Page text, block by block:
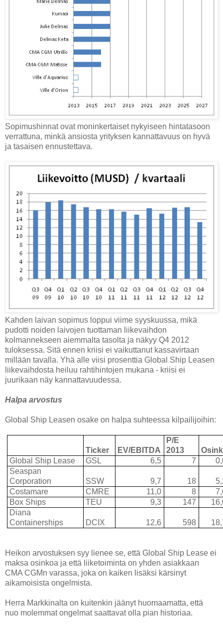
Sopimushinnat ovat moninkertaiset nykyiseen hintatasoon
verrattuna, minkä ansiosta yrityksen kannattavuus on hyvä
ja tasaisen ennustettava.
Kahden laivan sopimus loppui viime syyskuussa, mikä
pudotti noiden laivojen tuottaman liikevaihdon
kolmannekseen aiemmalta tasolta ja näkyy Q4 2012
tuloksessa. Sitä ennen kriisi ei vaikuttanut kassavirtaan
millään tavalla. Yhä alle viisi prosenttia Global Ship Leasen
liikevaihdosta heiluu rahtihintojen mukana - kriisi ei
juurikaan näy kannattavuudessa.
Halpa arvostus
Global Ship Leasen osake on halpa suhteessa kilpailijoihin:
Ticker EV/EBITDA
P/E
2013
Global Ship Lease
GSL 6,5 7
Seaspan
Corporation
SSW 9,7 18
Costamare
CMRE 11,0 8
Box Ships
TEU 9,3 147
Diana
Containerships
DCIX 12,6 598
Heikon arvostuksen syy lienee se, että Global Ship Lease ei
maksa osinkoa ja että liiketoiminta on yhden asiakkaan
CMA CGMn varassa, joka on kaiken lisäksi kärsinyt
aikamoisista ongelmista.
Herra Markkinalta on kuitenkin jäänyt huomaamatta, että
nuo molemmat ongelmat saattavat olla pian historiaa.